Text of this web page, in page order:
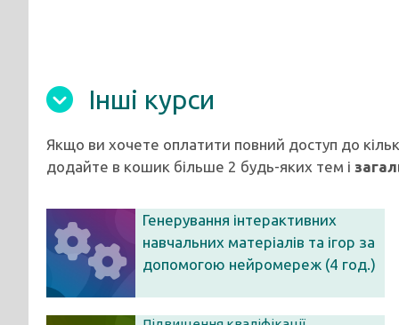
Інші курси
Якщо ви хочете оплатити повний доступ до
додайте в кошик більше 2 будь-яких тем і
Генерування інтерактивних
навчальних матеріалів та ігор за
допомогою нейромереж (4 год.)